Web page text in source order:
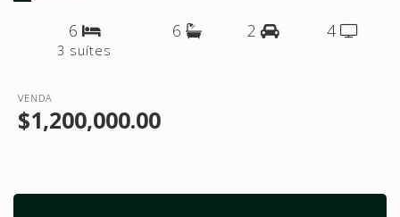
6
3 suítes
6 2 4
VENDA
$1,200,000.00